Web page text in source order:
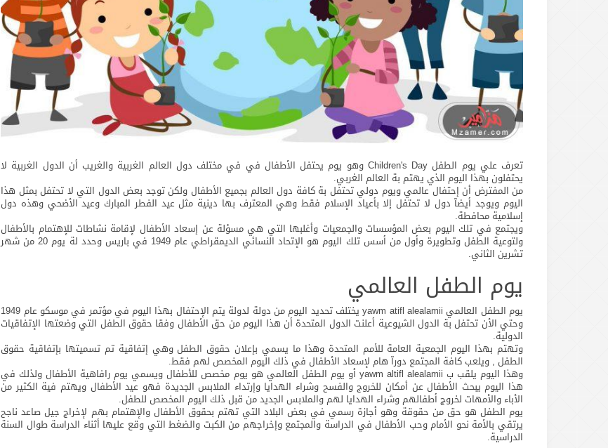
تعرف علي يوم الطفل Children's Day وهو يوم يحتفل الأطفال في في مختلف دول العالم الغربية والغريب أن الدول الغربية لا
يحتفلون بهذا اليوم الذي يهتم بة العالم الغربي.
من المفترض أن إحتفال عالمي ويوم دولي تحتفل بة كافة دول العالم بجميع الأطفال ولكن توجد بعض الدول التي لا تحتفل بمثل هذا
اليوم ويوجد أيضآ دول لا تحتفل إلا بأعياد الإسلام فقط وهي المعترف بها دينية مثل عيد الفطر المبارك وعيد الأضحي وهذه دول
إسلامية محافطة.
ويجتمع في تلك اليوم بعض المؤسسات والجمعيات وأغلبها التي هي مسؤلة عن إسعاد الأطفال لإقامة نشاطات للإهتمام بالأطفال
ولتوعية الطفل وتطويرة وأول من أسس تلك اليوم هو الإتحاد النسائي الديمقراطي عام 1949 في باريس وحدد لة يوم 20 من شهر
تشرين الثاني.
يوم الطفل العالمي
يوم الطفل العالمي yawm atifl alealamii يختلف تحديد اليوم من دولة لدولة يتم الإحتفال بهذا اليوم في مؤتمر في موسكو عام 1949
وحتي الأن تحتفل بة الدول الشيوعية أعلنت الدول المتحدة أن هذا اليوم من حق الأطفال وفقا حقوق الطفل التي وضعتها الإتفاقيات
الدولية.
وتهتم بهذا اليوم الجمعية العامة للأمم المتحدة وهذا ما يسمي بإعلان حقوق الطفل وهي إتفاقية تم تسميتها بإتفاقية حقوق
الطفل , ويلعب كافة المجتمع دورآ هام لإسعاد الأطفال في ذلك اليوم المخصص لهم فقط.
وهذا اليوم يلقب ب yawm altifl alealamii أو يوم الطفل العالمي هو يوم مخصص للأطفال ويسمي يوم رافاهية الأطفال ولذلك في
هذا اليوم يبحث الأطفال عن أمكان للخروج والفسح وشراء الهدايا وإرتداء الملابس الجديدة فهو عيد الأطفال ويهتم فية الكثير من
الأباء والأمهات لخروج أطفالهم وشراء الهدايا لهم والملابس الجديد من قبل ذلك اليوم المخصص للطفل.
يوم الطفل هو حق من حقوقة وهو أجازة رسمي في بعض البلاد التي تهتم بحقوق الأطفال والإهتمام بهم لإخراج جيل صاعد ناجح
يرتقي بالأمة نحو الأمام وحب الأطفال في الدراسة والمجتمع وإخراجهم من الكبت والضغط التي وقع عليها أثناء الدراسة طوال السنة
الدراسية.